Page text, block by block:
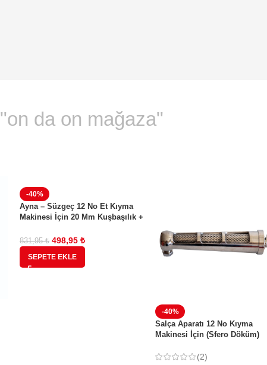
"on da on mağaza"
-40%
Ayna – Süzgeç 12 No Et Kıyma
Makinesi İçin 20 Mm Kuşbaşılık +
831,95₺ 498,95 ₺
SEPETE EKLE
-40%
Salça Aparatı 12 No Kıyma
Makinesi İçin (Sfero Döküm)
(2)